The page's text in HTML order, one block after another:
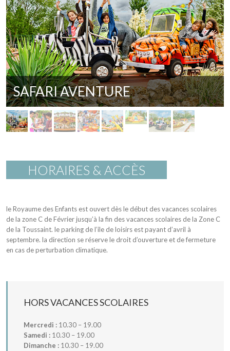
SAFARI AVENTURE
HORAIRES & ACCÈS
le Royaume des Enfants est ouvert dès le début des vacances scolaires
de la zone C de Février jusqu’à la fin des vacances scolaires de la Zone C
de la Toussaint. le parking de l’ile de loisirs est payant d’avril à
septembre. la direction se réserve le droit d’ouverture et de fermeture
en cas de perturbation climatique.
HORS VACANCES SCOLAIRES
Mercredi : 10.30 – 19.00
Samedi : 10.30 – 19.00
Dimanche : 10.30 – 19.00